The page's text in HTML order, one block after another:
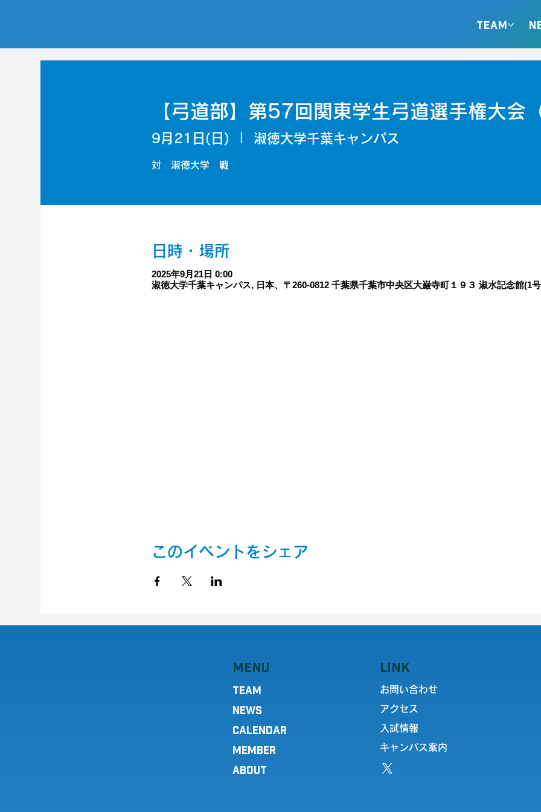
TEAM
【弓道部】第57回関東学生弓道選手権大会
9月21日(日) 淑徳大学千葉キャンパス
対 淑徳大学 戦
日時・場所
2025年9月21日 0:00
淑徳大学千葉キャンパス, 日本、〒260-0812 千葉県千葉市中央区大巌寺町１９３ 淑水記念館(1
このイベントをシェア
MENU
TEAM
NEWS
CALENDAR
MEMBER
ABOUT
LINK
お問い合わせ
アクセス
入試情報
キャンパス案内